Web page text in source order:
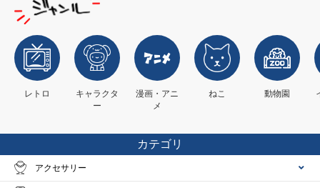
レトロ
キャラクタ
ー
漫画・アニ
メ
ねこ 動物園
カテゴリ
アクセサリー